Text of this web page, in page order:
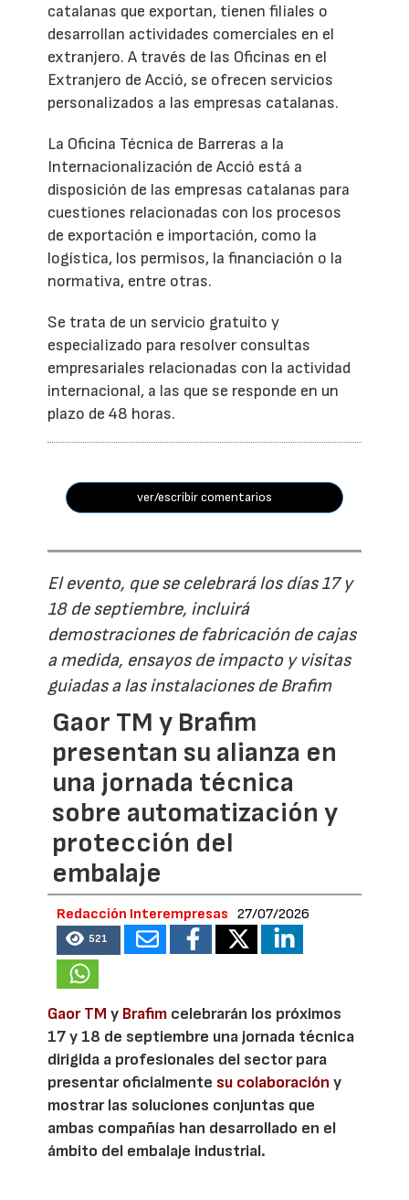
catalanas que exportan, tienen filiales o
desarrollan actividades comerciales en el
extranjero. A través de las Oficinas en el
Extranjero de Acció, se ofrecen servicios
personalizados a las empresas catalanas.
La Oficina Técnica de Barreras a la
Internacionalización de Acció está a
disposición de las empresas catalanas para
cuestiones relacionadas con los procesos
de exportación e importación, como la
logística, los permisos, la financiación o la
normativa, entre otras.
Se trata de un servicio gratuito y
especializado para resolver consultas
empresariales relacionadas con la actividad
internacional, a las que se responde en un
plazo de 48 horas.
ver/escribir comentarios
El evento, que se celebrará los días 17 y
18 de septiembre, incluirá
demostraciones de fabricación de cajas
a medida, ensayos de impacto y visitas
guiadas a las instalaciones de Brafim
Gaor TM y Brafim
presentan su alianza en
una jornada técnica
sobre automatización y
protección del
embalaje
Redacción Interempresas 27/07/2026
521
Gaor TM y Brafim celebrarán los próximos
17 y 18 de septiembre una jornada técnica
dirigida a profesionales del sector para
presentar oficialmente su colaboración y
mostrar las soluciones conjuntas que
ambas compañías han desarrollado en el
ámbito del embalaje industrial.